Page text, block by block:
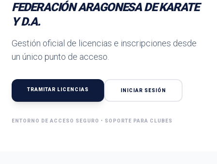
FEDERACIÓN ARAGONESA DE KARATE
Y D.A.
Gestión oficial de licencias e inscripciones desde
un único punto de acceso.
TRAMITAR LICENCIAS INICIAR SESIÓN
ENTORNO DE ACCESO SEGURO • SOPORTE PARA CLUBES